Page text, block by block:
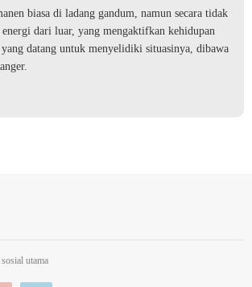
biasa di ladang gandum, namun secara tidak
dari luar, yang mengaktifkan kehidupan
datang untuk menyelidiki situasinya, dibawa
utama